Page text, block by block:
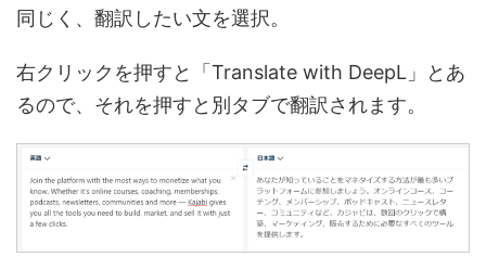
同じく、翻訳したい文を選択。
右クリックを押すと「Translate with DeepL」とあ
るので、それを押すと別タブで翻訳されます。